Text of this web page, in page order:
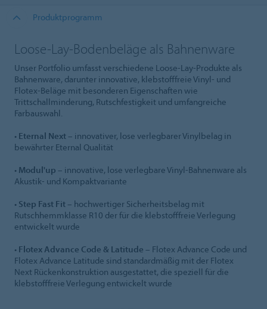
Produktprogramm
Loose-Lay-Bodenbeläge als Bahnenware
Unser Portfolio umfasst verschiedene Loose-Lay-Produkte als
Bahnenware, darunter innovative, klebstofffreie Vinyl- und
Flotex-Beläge mit besonderen Eigenschaften wie
Trittschallminderung, Rutschfestigkeit und umfangreiche
Farbauswahl.
• Eternal Next – innovativer, lose verlegbarer Vinylbelag in
bewährter Eternal Qualität
• Modul'up – innovative, lose verlegbare Vinyl-Bahnenware als
Akustik- und Kompaktvariante
• Step Fast Fit – hochwertiger Sicherheitsbelag mit
Rutschhemmklasse R10 der für die klebstofffreie Verlegung
entwickelt wurde
• Flotex Advance Code & Latitude – Flotex Advance Code und
Flotex Advance Latitude sind standardmäßig mit der Flotex
Next Rückenkonstruktion ausgestattet, die speziell für die
klebstofffreie Verlegung entwickelt wurde